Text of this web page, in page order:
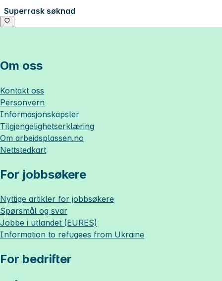
Superrask søknad
Om oss
Kontakt oss
Personvern
Informasjonskapsler
Tilgjengelighetserklæring
Om arbeidsplassen.no
Nettstedkart
For jobbsøkere
Nyttige artikler for jobbsøkere
Spørsmål og svar
Jobbe i utlandet (EURES)
Information to refugees from Ukraine
For bedrifter